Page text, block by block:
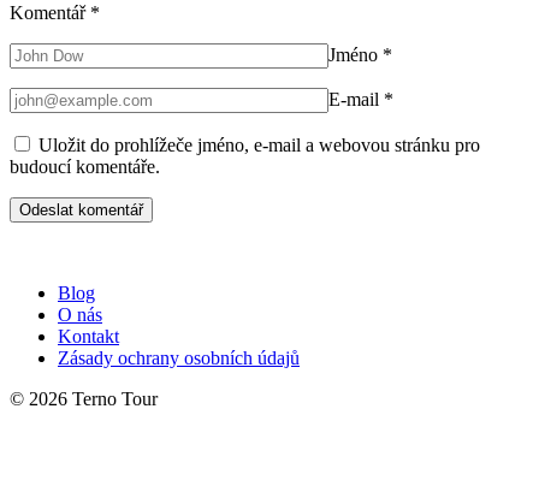
Komentář *
Jméno *
E-mail *
Uložit do prohlížeče jméno, e-mail a webovou stránku pro
budoucí komentáře.
Blog
O nás
Kontakt
Zásady ochrany osobních údajů
© 2026 Terno Tour